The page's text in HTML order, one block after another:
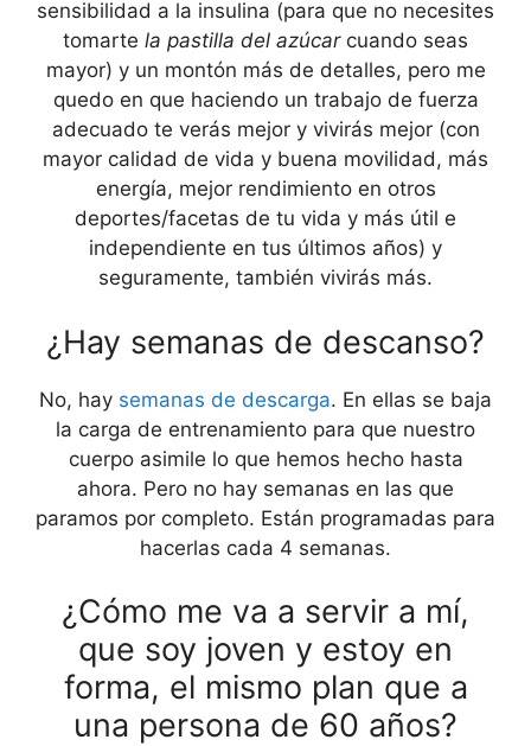
sensibilidad a la insulina (para que no necesites
tomarte la pastilla del azúcarcuando seas
mayor) y un montón más de detalles, pero me
quedo en que haciendo un trabajo de fuerza
adecuado te verás mejor y vivirás mejor (con
mayor calidad de vida y buena movilidad, más
energía, mejor rendimiento en otros
deportes/facetas de tu vida y más útil e
independiente en tus últimos años) y
seguramente, también vivirás más.
¿Hay semanas de descanso?
No, hay semanas de descarga. En ellas se baja
la carga de entrenamiento para que nuestro
cuerpo asimile lo que hemos hecho hasta
ahora. Pero no hay semanas en las que
paramos por completo. Están programadas para
hacerlas cada 4 semanas.
¿Cómo me va a servir a mí,
que soy joven y estoy en
forma, el mismo plan que a
una persona de 60 años?